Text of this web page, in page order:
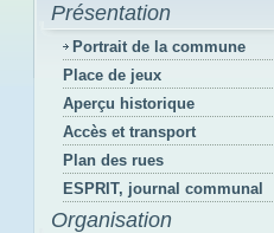
Présentation
Portrait de la commune
Place de jeux
Aperçu historique
Accès et transport
Plan des rues
ESPRIT, journal communal
Organisation